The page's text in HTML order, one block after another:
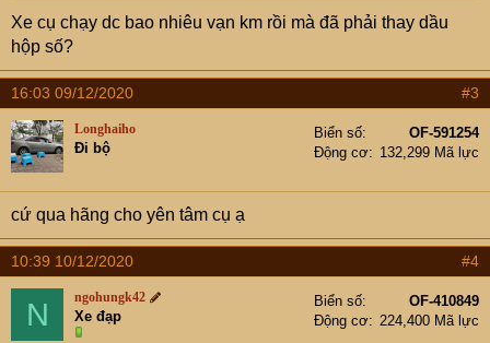
Xe cụ chạy dc bao nhiêu vạn km rồi mà đã phải thay dầu
hộp số?
16:03 09/12/2020 #3
Longhaiho
Đi bộ
Biển số
OF-591254
Động cơ
132,299 Mã lực
cứ qua hãng cho yên tâm cụ ạ
10:39 10/12/2020 #4
N ngohungk42
Xe đạp
Biển số
OF-410849
Động cơ
224,400 Mã lực